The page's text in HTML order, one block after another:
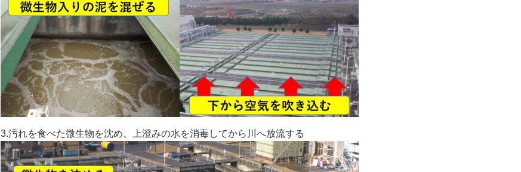
3.汚れを食べた微生物を沈め、上澄みの水を消毒してから川へ放流する